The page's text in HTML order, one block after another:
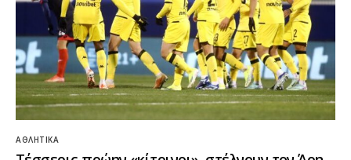
ΑΘΛΗΤΙΚΆ